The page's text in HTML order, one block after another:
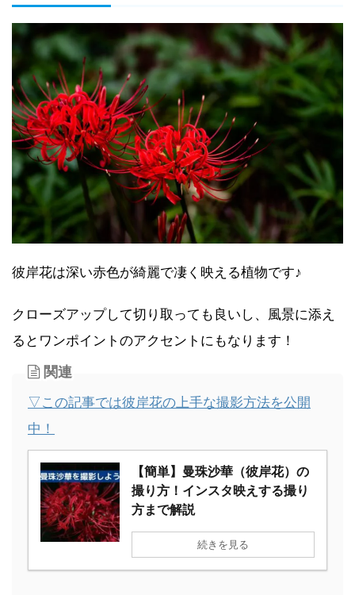
彼岸花は深い赤色が綺麗で凄く映える植物です♪
クローズアップして切り取っても良いし、風景に添え
るとワンポイントのアクセントにもなります！
関連
▽この記事では彼岸花の上手な撮影方法を公開
中！
【簡単】曼珠沙華（彼岸花）の
撮り方！インスタ映えする撮り
方まで解説
続きを見る